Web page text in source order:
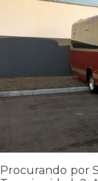
Procurando por